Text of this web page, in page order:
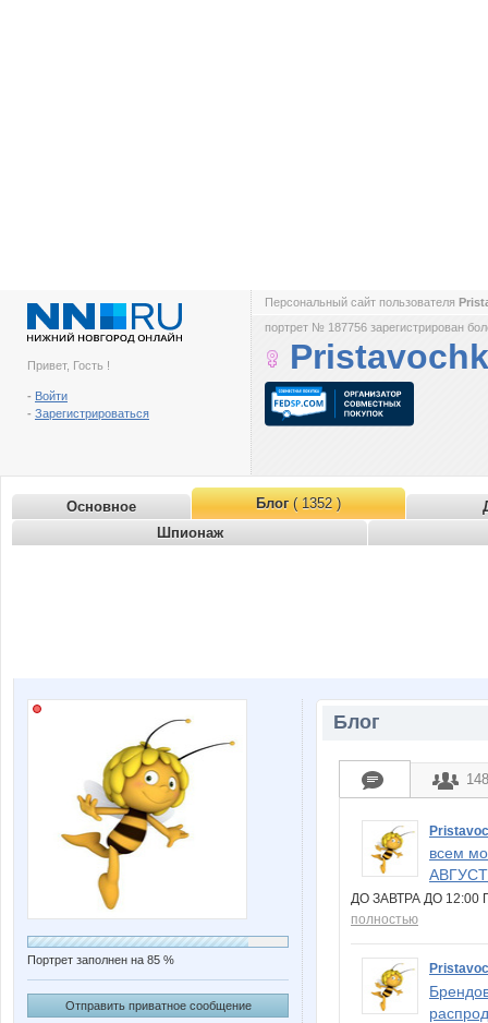
Привет, Гость !
- Войти
- Зарегистрироваться
Персональный сайт пользователя
портрет № 187756 зарегистрирован
Основное Блог( 1352 )
Шпионаж
Портрет заполнен на 85 %
Отправить приватное сообщение
Блог
всем
ДО ЗАВТРА ДО
полностью